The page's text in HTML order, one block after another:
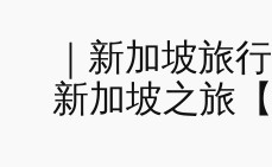
｜新加坡旅
新加坡之旅